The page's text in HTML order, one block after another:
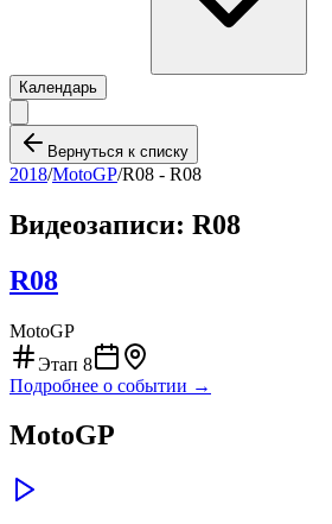
Календарь
Вернуться к списку
2018/MotoGP/R08 - R08
Видеозаписи: R08
R08
MotoGP
Этап 8
Подробнее о событии →
MotoGP